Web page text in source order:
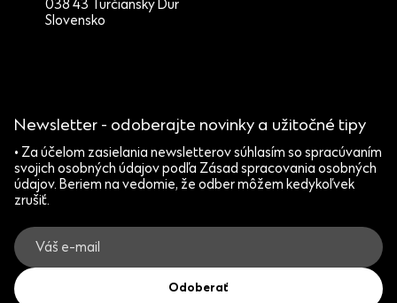
038 43 Turčiansky Ďur
Slovensko
Newsletter - odoberajte novinky a užitočné tipy
• Za účelom zasielania newsletterov súhlasím so spracúvaním
svojich osobných údajov podľa Zásad spracovania osobných
údajov. Beriem na vedomie, že odber môžem kedykoľvek
zrušiť.
Odoberať